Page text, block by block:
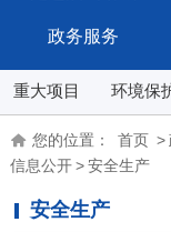
政务服务
重大项目 环境保
您的位置： 首页 >
信息公开>安全生产
安全生产